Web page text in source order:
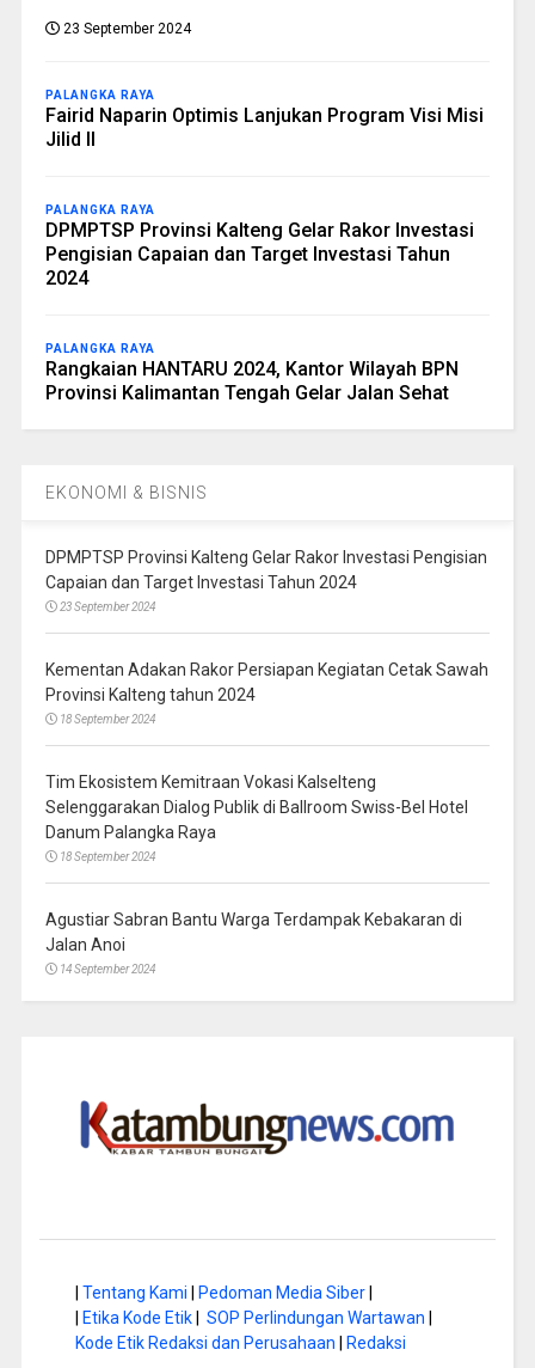
23 September 2024
PALANGKA RAYA
Fairid Naparin Optimis Lanjukan Program Visi Misi
Jilid II
PALANGKA RAYA
DPMPTSP Provinsi Kalteng Gelar Rakor Investasi
Pengisian Capaian dan Target Investasi Tahun
2024
PALANGKA RAYA
Rangkaian HANTARU 2024, Kantor Wilayah BPN
Provinsi Kalimantan Tengah Gelar Jalan Sehat
EKONOMI & BISNIS
DPMPTSP Provinsi Kalteng Gelar Rakor Investasi Pengisian
Capaian dan Target Investasi Tahun 2024
23 September 2024
Kementan Adakan Rakor Persiapan Kegiatan Cetak Sawah
Provinsi Kalteng tahun 2024
18 September 2024
Tim Ekosistem Kemitraan Vokasi Kalselteng
Selenggarakan Dialog Publik di Ballroom Swiss-Bel Hotel
Danum Palangka Raya
18 September 2024
Agustiar Sabran Bantu Warga Terdampak Kebakaran di
Jalan Anoi
14 September 2024
Tentang Kami Pedoman Media Siber|
Etika Kode Etik| SOP Perlindungan Wartawan
Kode Etik Redaksi dan Perusahaan
Redaksi